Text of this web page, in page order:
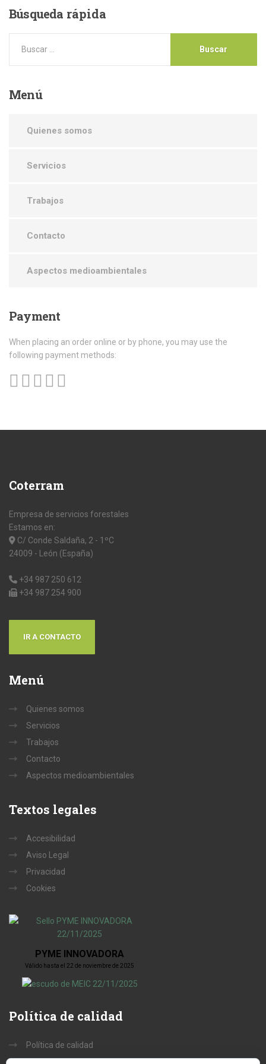
Búsqueda rápida
Menú
Quienes somos
Servicios
Trabajos
Contacto
Aspectos medioambientales
Payment
When placing an order online or by phone, you may use the
following payment methods:
Coterram
Empresa de servicios forestales
Estamos en:
C/ Conde Saldaña, 2 - 1ºC
24009 - León (España)
+34 987 250 612
+34 987 254 900
IR A CONTACTO
Menú
Quienes somos
Servicios
Trabajos
Contacto
Aspectos medioambientales
Textos legales
Accesibilidad
Aviso Legal
Privacidad
Cookies
PYME INNOVADORA
Válido hasta el 22 de noviembre de 2025
Política de calidad
Política de calidad
Misión, Visión y Valores